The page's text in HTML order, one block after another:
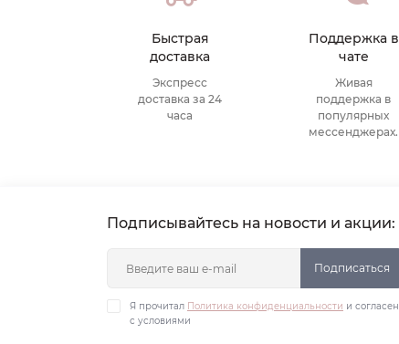
Быстрая
доставка
Экспресс
доставка за 24
часа
Поддержка в
чате
Живая
поддержка в
популярных
мессенджерах.
Подписывайтесь на новости и акции:
Подписаться
Я прочитал Политика конфиденциальности и согласен
с условиями